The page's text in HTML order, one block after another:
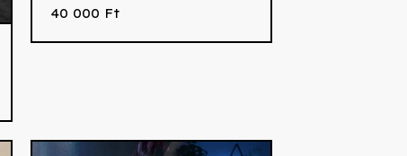
40 000 Ft